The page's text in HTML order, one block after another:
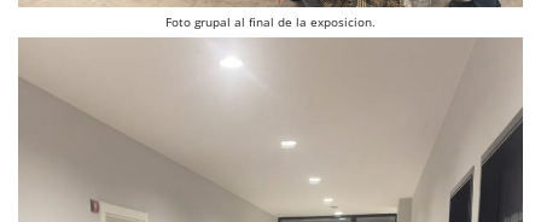
Foto grupal al final de la exposicion.